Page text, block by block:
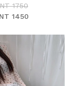
NT 1750
NT 1450